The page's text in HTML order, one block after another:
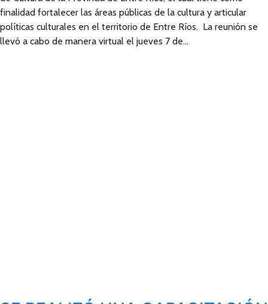
finalidad fortalecer las áreas públicas de la cultura y articular
políticas culturales en el territorio de Entre Ríos. La reunión se
llevó a cabo de manera virtual el jueves 7 de…